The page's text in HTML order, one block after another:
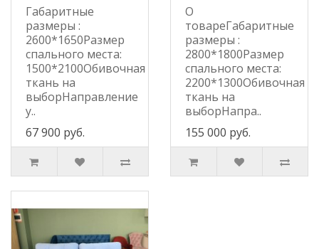
Габаритные
размеры :
2600*1650Размер
спального места:
1500*2100Обивочная
ткань на
выборНаправление
у..
67 900 руб.
О
товареГабаритные
размеры :
2800*1800Размер
спального места:
2200*1300Обивочная
ткань на
выборНапра..
155 000 руб.